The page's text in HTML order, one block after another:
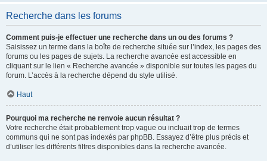
Recherche dans les forums
Comment puis-je effectuer une recherche dans un ou des forums ?
Saisissez un terme dans la boîte de recherche située sur l’index, les pages des
forums ou les pages de sujets. La recherche avancée est accessible en
cliquant sur le lien « Recherche avancée » disponible sur toutes les pages du
forum. L’accès à la recherche dépend du style utilisé.
Haut
Pourquoi ma recherche ne renvoie aucun résultat ?
Votre recherche était probablement trop vague ou incluait trop de termes
communs qui ne sont pas indexés par phpBB. Essayez d’être plus précis et
d’utiliser les différents filtres disponibles dans la recherche avancée.